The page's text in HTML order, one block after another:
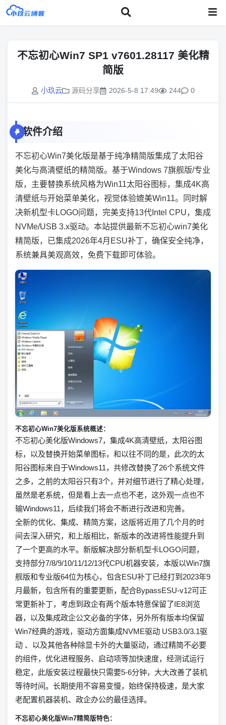
不忘初心Win7 SP1 v7601.28117 美化精
简版
小玖云 源码分享 2026-5-8 17:49 244 0
软件介绍
不忘初心Win7美化版是基于纯净精简版集成了太阳谷
美化与高清壁纸的精简版。基于Windows 7旗舰版/专业
版，主要替换系统风格为Win11太阳谷图标，集成4K高
清壁纸与开始菜单美化，视觉体验媲美Win11。同时解
决新机型卡LOGO问题，完美支持13代Intel CPU，集成
NVMe/USB 3.x驱动。本站提供最新不忘初心win7美化
精简版，已集成2026年4月ESU补丁，确保安全纯净，
系统兼具美观高效，免费下载即可体验。
不忘初心Win7美化版系统概述：
不忘初心美化版Windows7，集成4K高清壁纸，太阳谷图
标，以及替换开始菜单图标，和以往不同的是，此次的太
阳谷图标来自于Windows11，共修改替换了26个系统文件
之多，之前的太阳谷只有3个，并对细节进行了精心处理，
虽然是老系统，但是看上去一点也不老，这外观一点也不
输Windows11，后续我们将会不断进行改进和完善。
全新的优化、集成、精简方案，这版将近用了几个月的时
间去深入研究，和上版相比，新版本的改进将性能提升到
了一个更高的水平。新版解决部分新机型卡LOGO问题，
支持部分7/8/9/10/11/12/13代CPU机器安装，本版以Win7旗
舰版和专业版64位为核心，包含ESU补丁已经打到2023年9
月最新，包含所有的重要更新，配合BypassESU-v12可正
常更新补丁，考虑到政企有两个版本特意保留了IE8浏览
器，以及集成政企公文必备的字体，另外所有版本均保留
Win7经典的游戏，驱动方面集成NVME驱动 USB3.0/3.1驱
动 、以及其他各种除显卡外的大量驱动，通过精简不必要
的组件，优化进程服务、启动项等加快速度，经测试运行
稳定，此版安装过程最快只需要5-6分钟，大大改善了装机
等待时间。长期使用不容易变慢，始终保持极速，是大家
老配置机器装机、政企办公的最佳选择。
不忘初心美化版Win7精简版特色：